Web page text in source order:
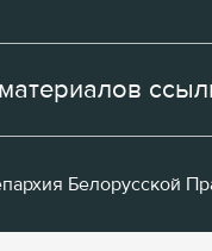
Белорусской